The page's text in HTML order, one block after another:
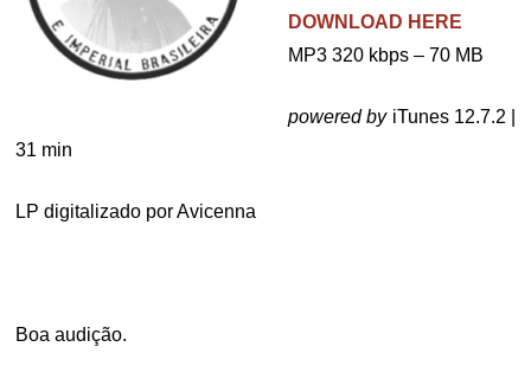
DOWNLOAD HERE
MP3 320 kbps – 70 MB
powered byiTunes 12.7.2 |
31 min
LP digitalizado por Avicenna
Boa audição.